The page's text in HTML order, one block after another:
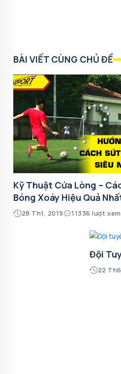
BÀI VIẾT CÙNG CHỦ ĐỀ
Kỹ Thuật Cứa Lòng –
Bóng Xoáy Hiệu Quả
28 Th1, 2019 11336 lượt xem
Đội
22